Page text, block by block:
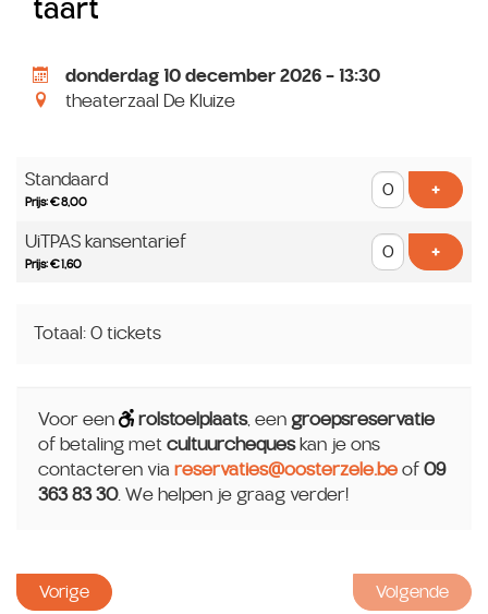
taart
donderdag 10 december 2026 - 13:30
theaterzaal De Kluize
Standaard
Prijs: € 8,00
+Voeg
UiTPAS kansentarief
Prijs: € 1,60
+Voeg
Totaal: 0 tickets
Voor een rolstoelplaats, een groepsreservatie
of betaling met cultuurchequeskan je ons
contacteren via reservaties@oosterzele.be of 09
363 83 30. We helpen je graag verder!
Vorige Volgende